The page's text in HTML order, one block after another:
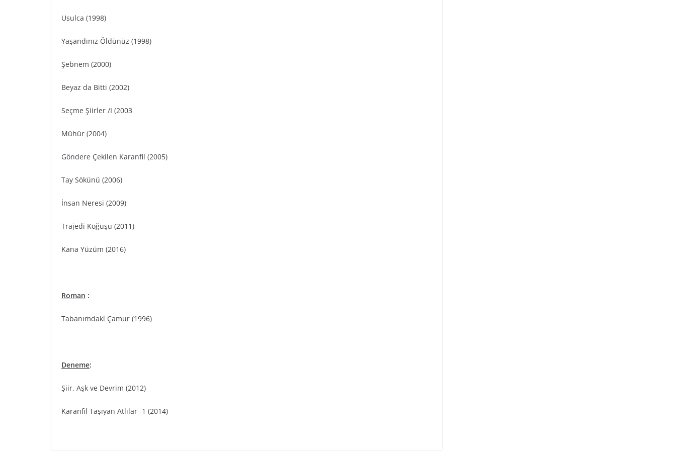
Usulca (1998)
Yaşandınız Öldünüz (1998)
Şebnem (2000)
Beyaz da Bitti (2002)
Seçme Şiirler /I (2003
Mühür (2004)
Göndere Çekilen Karanfil (2005)
Tay Sökünü (2006)
İnsan Neresi (2009)
Trajedi Koğuşu (2011)
Kana Yüzüm (2016)
Roman :
Tabanımdaki Çamur (1996)
Deneme:
Şiir, Aşk ve Devrim (2012)
Karanfil Taşıyan Atlılar -1 (2014)